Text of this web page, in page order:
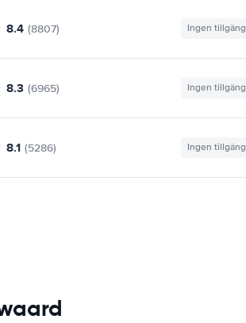
8.4 (8807) Ingen
8.3 (6965) Ingen
8.1 (5286) Ingen